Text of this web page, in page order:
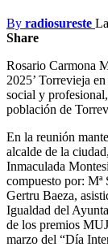
By radiosureste
Share
Rosario Carmona
2025’ Torrevieja
social y
población de
En la reunión
alcalde de la
Inmaculada
compuesto por:
Gertru Baeza,
Igualdad del
de los premios
marzo del “Día